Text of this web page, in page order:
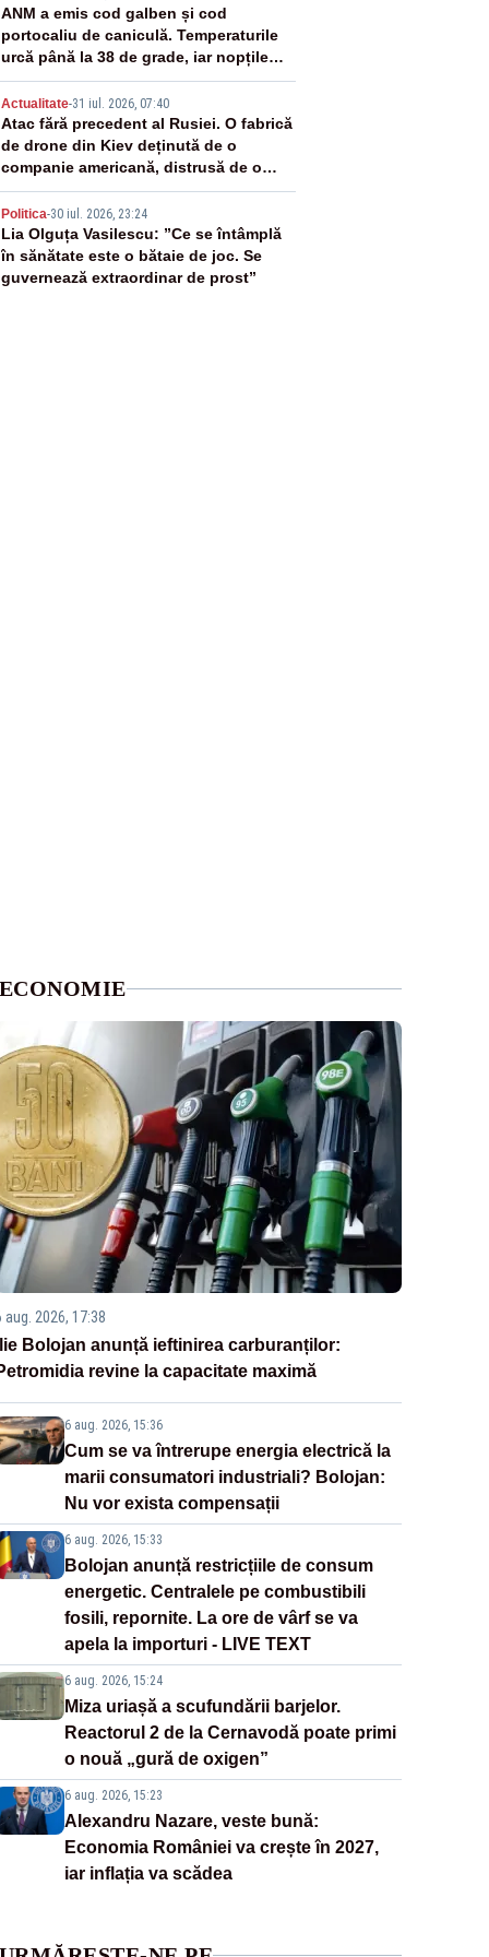
ANM a emis cod galben și cod
portocaliu de caniculă. Temperaturile
urcă până la 38 de grade, iar nopțile
devin tropicale
Actualitate-31 iul. 2026, 07:40
Atac fără precedent al Rusiei. O fabrică
de drone din Kiev deținută de o
companie americană, distrusă de o
rachetă rusească
Politica-30 iul. 2026, 23:24
Lia Olguța Vasilescu: ”Ce se întâmplă
în sănătate este o bătaie de joc. Se
guvernează extraordinar de prost”
ECONOMIE
aug. 2026, 17:38
Ilie Bolojan anunță ieftinirea carburanților:
revine la capacitate maximă
6 aug. 2026, 15:36
Cum se va întrerupe energia electrică la
marii consumatori industriali? Bolojan:
Nu vor exista compensații
6 aug. 2026, 15:33
Bolojan anunță restricțiile de consum
energetic. Centralele pe combustibili
fosili, repornite. La ore de vârf se va
apela la importuri - LIVE TEXT
6 aug. 2026, 15:24
Miza uriașă a scufundării barjelor.
Reactorul 2 de la Cernavodă poate primi
o nouă „gură de oxigen”
6 aug. 2026, 15:23
Alexandru Nazare, veste bună:
Economia României va crește în 2027,
iar inflația va scădea